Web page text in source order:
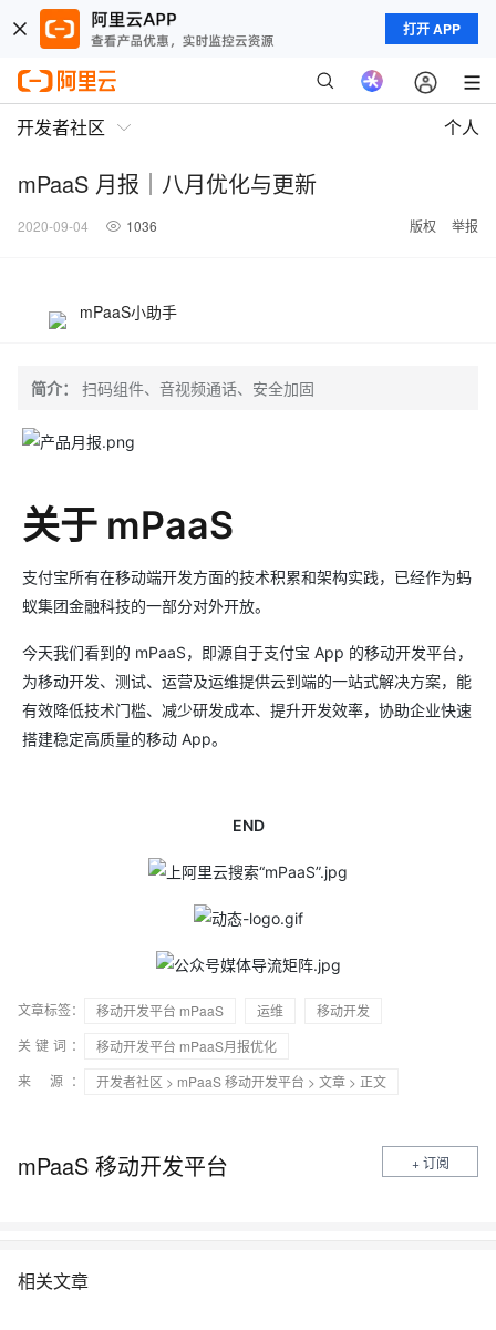
打开 APP
开发者社区 个人
mPaaS 月报｜八月优化与更新
2020-09-04 1036 版权 举报
mPaaS小助手
简介： 扫码组件、音视频通话、安全加固
关于 mPaaS
支付宝所有在移动端开发方面的技术积累和架构实践，已经作为蚂
蚁集团金融科技的一部分对外开放。
今天我们看到的 mPaaS，即源自于支付宝 App 的移动开发平台，
为移动开发、测试、运营及运维提供云到端的一站式解决方案，能
有效降低技术门槛、减少研发成本、提升开发效率，协助企业快速
搭建稳定高质量的移动 App。
END
文章标签： 移动开发平台 mPaaS 运维
移动开发
关键词：
移动开发平台 mPaaS月报优化
来 源：
开发者社区 > mPaaS 移动开发平台 > 文章 > 正文
mPaaS 移动开发平台 + 订阅
相关文章